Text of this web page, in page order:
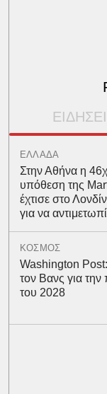
ΕΛΛΑΔΑ
Στην Αθήνα η
υπόθεση της
έχτισε στο
για να
ΚΟΣΜΟΣ
Washington
τον Βανς για
του 2028